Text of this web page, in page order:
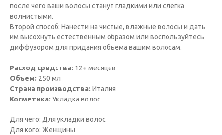
после чего ваши волосы станут гладкими или слегка
волнистыми.
Второй способ: Нанести на чистые, влажные волосы и дать
им высохнуть естественным образом или воспользуйтесь
диффузором для придания объема вашим волосам.
Расход средства: 12+ месяцев
Объем: 250 мл
Страна производства: Италия
Косметика: Укладка волос
Для чего: Для укладки волос
Для кого: Женщины